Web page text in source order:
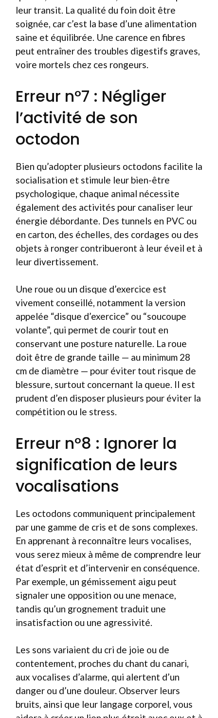
leur transit. La qualité du foin doit être
soignée, car c’est la base d’une alimentation
saine et équilibrée. Une carence en fibres
peut entraîner des troubles digestifs graves,
voire mortels chez ces rongeurs.
Erreur n°7 : Négliger
l’activité de son
octodon
Bien qu’adopter plusieurs octodons facilite la
socialisation et stimule leur bien-être
psychologique, chaque animal nécessite
également des activités pour canaliser leur
énergie débordante. Des tunnels en PVC ou
en carton, des échelles, des cordages ou des
objets à ronger contribueront à leur éveil et à
leur divertissement.
Une roue ou un disque d’exercice est
vivement conseillé, notamment la version
appelée “disque d’exercice” ou “soucoupe
volante”, qui permet de courir tout en
conservant une posture naturelle. La roue
doit être de grande taille — au minimum 28
cm de diamètre — pour éviter tout risque de
blessure, surtout concernant la queue. Il est
prudent d’en disposer plusieurs pour éviter la
compétition ou le stress.
Erreur n°8 : Ignorer la
signification de leurs
vocalisations
Les octodons communiquent principalement
par une gamme de cris et de sons complexes.
En apprenant à reconnaître leurs vocalises,
vous serez mieux à même de comprendre leur
état d’esprit et d’intervenir en conséquence.
Par exemple, un gémissement aigu peut
signaler une opposition ou une menace,
tandis qu’un grognement traduit une
insatisfaction ou une agressivité.
Les sons variaient du cri de joie ou de
contentement, proches du chant du canari,
aux vocalises d’alarme, qui alertent d’un
danger ou d’une douleur. Observer leurs
bruits, ainsi que leur langage corporel, vous